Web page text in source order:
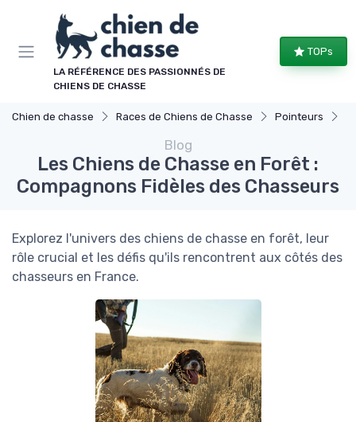
LA RÉFÉRENCE DES PASSIONNÉS DE
CHIENS DE CHASSE
TOPs
Chien de chasse Races de Chiens de Chasse Pointeurs
Blog
Les Chiens de Chasse en Forêt :
Compagnons Fidèles des Chasseurs
Explorez l'univers des chiens de chasse en forêt, leur
rôle crucial et les défis qu'ils rencontrent aux côtés des
chasseurs en France.
Panneau de gestion des cookies